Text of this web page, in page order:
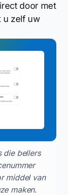
door met
u zelf uw
die bellers
middel van
maken.